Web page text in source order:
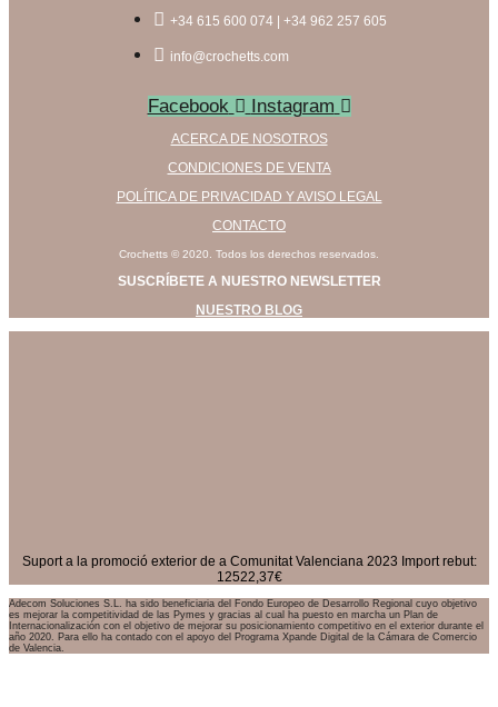
+34 615 600 074 | +34 962 257 605
info@crochetts.com
Facebook Instagram
ACERCA DE NOSOTROS
CONDICIONES DE VENTA
POLÍTICA DE PRIVACIDAD Y AVISO LEGAL
CONTACTO
Crochetts © 2020. Todos los derechos reservados.
SUSCRÍBETE A NUESTRO NEWSLETTER
NUESTRO BLOG
Suport a la promoció exterior de a Comunitat Valenciana 2023 Import rebut:
12522,37€
Adecom Soluciones S.L. ha sido beneficiaria del Fondo Europeo de Desarrollo Regional cuyo objetivo
es mejorar la competitividad de las Pymes y gracias al cual ha puesto en marcha un Plan de
Internacionalización con el objetivo de mejorar su posicionamiento competitivo en el exterior durante el
año 2020. Para ello ha contado con el apoyo del Programa Xpande Digital de la Cámara de Comercio
de Valencia.